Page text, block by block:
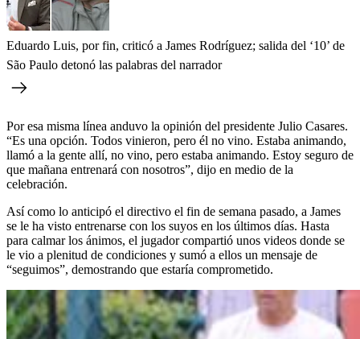
Eduardo Luis, por fin, criticó a James Rodríguez; salida del ‘10’ de
São Paulo detonó las palabras del narrador
Por esa misma línea anduvo la opinión del presidente Julio Casares.
“Es una opción. Todos vinieron, pero él no vino. Estaba animando,
llamó a la gente allí, no vino, pero estaba animando. Estoy seguro de
que mañana entrenará con nosotros”, dijo en medio de la
celebración.
Así como lo anticipó el directivo el fin de semana pasado, a James
se le ha visto entrenarse con los suyos en los últimos días. Hasta
para calmar los ánimos, el jugador compartió unos videos donde se
le vio a plenitud de condiciones y sumó a ellos un mensaje de
“seguimos”, demostrando que estaría comprometido.